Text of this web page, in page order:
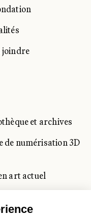
joindre
et archives
de numérisation 3D
art actuel